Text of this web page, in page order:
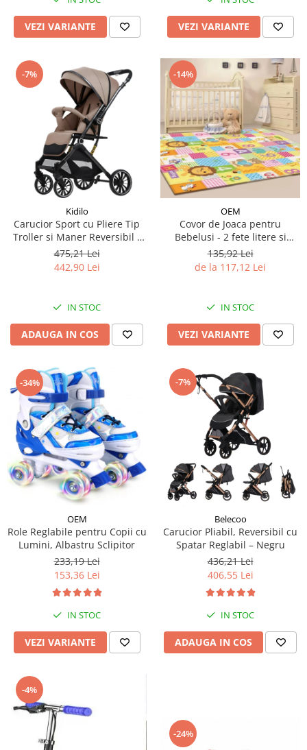
VEZI VARIANTE VEZI VARIANTE
-7%
Kidilo
Carucior Sport cu Pliere Tip
Troller si Maner Reversibil -
Bej
475,21 Lei
442,90 Lei
IN STOC
ADAUGA IN COS
-14%
OEM
Covor de Joaca pentru
Bebelusi - 2 fete litere si
cifre/maimutici
135,92 Lei
de la 117,12 Lei
IN STOC
VEZI VARIANTE
-34%
OEM
Role Reglabile pentru Copii cu
Lumini, Albastru Sclipitor
233,19 Lei
153,36 Lei
IN STOC
VEZI VARIANTE
-7%
Belecoo
Carucior Pliabil, Reversibil cu
Spatar Reglabil – Negru
436,21 Lei
406,55 Lei
IN STOC
ADAUGA IN COS
-4%
-24%